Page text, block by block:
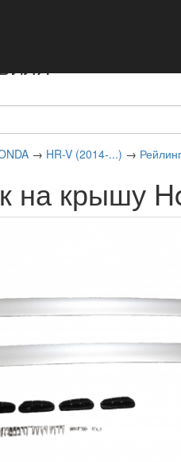
→ HR-V (2014-...) →
на крышу